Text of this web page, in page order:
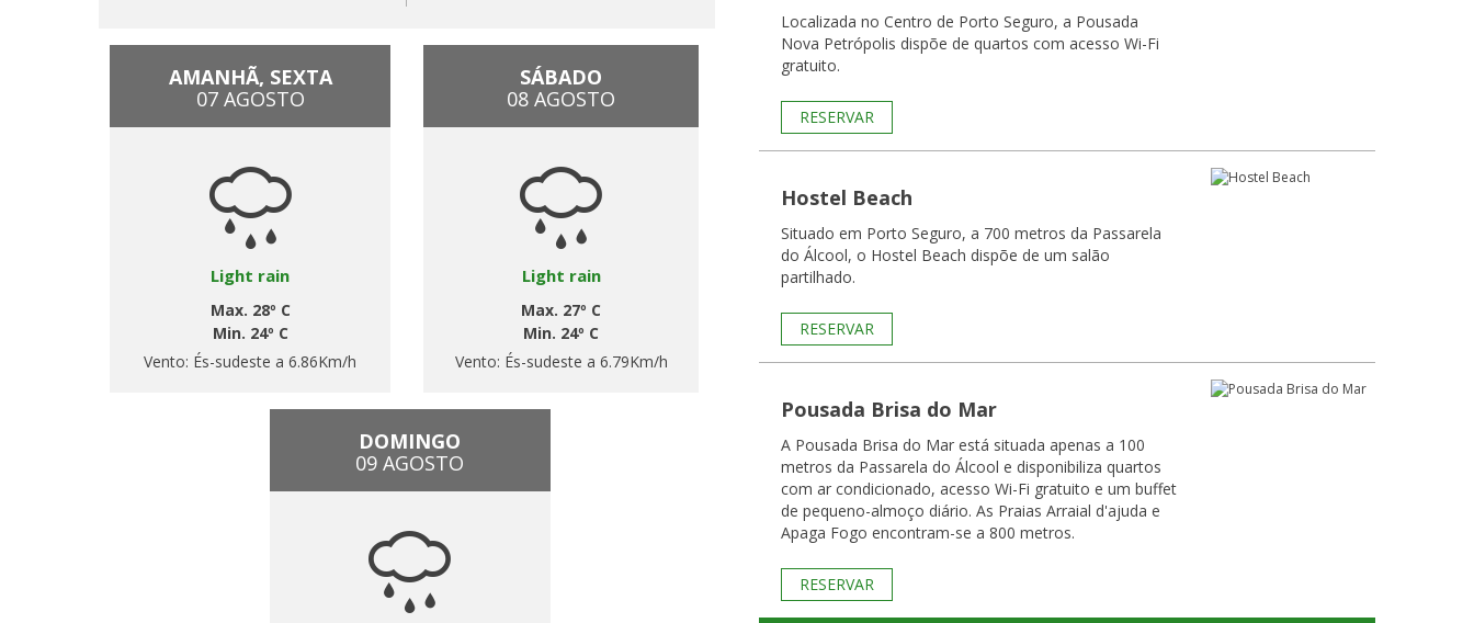
AMANHÃ, SEXTA
07 AGOSTO
Light rain
Max. 28º C
Min. 24º C
Vento: És-sudeste a 6.86Km/h
SÁBADO
08 AGOSTO
Light rain
Max. 27º C
Min. 24º C
Vento: És-sudeste a 6.79Km/h
DOMINGO
09 AGOSTO
Localizada no Centro de Porto Seguro, a Pousada
Nova Petrópolis dispõe de quartos com acesso Wi-Fi
gratuito.
RESERVAR
Hostel Beach
Situado em Porto Seguro, a 700 metros da Passarela
do Álcool, o Hostel Beach dispõe de um salão
partilhado.
RESERVAR
Pousada Brisa do Mar
A Pousada Brisa do Mar está situada apenas a 100
metros da Passarela do Álcool e disponibiliza quartos
com ar condicionado, acesso Wi-Fi gratuito e um buffet
de pequeno-almoço diário. As Praias Arraial d'ajuda e
Apaga Fogo encontram-se a 800 metros.
RESERVAR